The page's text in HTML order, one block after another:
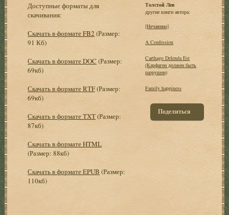
Доступные форматы для
скачивания:
Скачать в формате FB2 (Размер:
91 Кб)
Скачать в формате DOC (Размер:
69кб)
Скачать в формате RTF(Размер:
69кб)
Скачать в формате TXT(Размер:
87кб)
Скачать в формате HTML
(Размер: 88кб)
Скачать в формате EPUB (Размер:
110кб)
Толстой Лев
другие книги автора:
[Нечаянно]
A Confession
Carthago Delenda Est
(Карфаген должен быть
разрушен)
Family happiness
Поделиться